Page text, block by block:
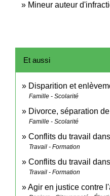
Mineur auteur
Et aussi
Disparition et
Famille - Scolarité
Divorce, séparation
Famille - Scolarité
Conflits du travail
Travail - Formation
Conflits du travail
Travail - Formation
Agir en justice contre